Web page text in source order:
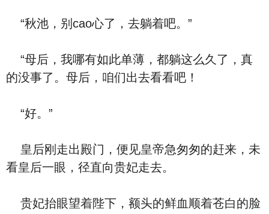
“秋池，别cao心了，去躺着吧。”
“母后，我哪有如此单薄，都躺这么久了，真
的没事了。母后，咱们出去看看吧！
“好。”
皇后刚走出殿门，便见皇帝急匆匆的赶来，未
看皇后一眼，径直向贵妃走去。
贵妃抬眼望着陛下，额头的鲜血顺着苍白的脸